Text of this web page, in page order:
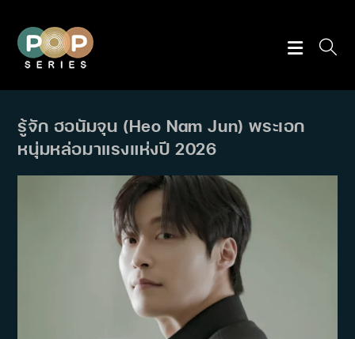
content
รู้จัก ฮอนัมจุน (Heo Nam Jun) พระเอก
หนุ่มหล่อมาแรงแห่งปี 2026